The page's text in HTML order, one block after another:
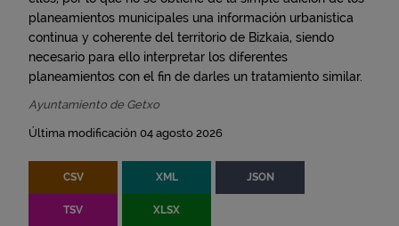
planeamientos municipales una información urbanística
continua y coherente del territorio de Bizkaia, siendo
necesario para ello interpretar los diferentes
planeamientos con el fin de darles un tratamiento similar.
Ayuntamiento de Getxo
Última modificación 04 agosto 2026
CSV XML JSON
TSV XLSX